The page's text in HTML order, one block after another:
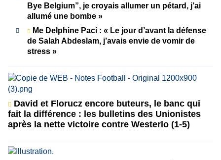
Bye Belgium”, je croyais allumer un pétard, j’ai
allumé une bombe »
Me Delphine Paci : « Le jour d’avant la défense
de Salah Abdeslam, j’avais envie de vomir de
stress »
David et Florucz encore buteurs, le banc qui
fait la différence : les bulletins des Unionistes
après la nette victoire contre Westerlo (1-5)